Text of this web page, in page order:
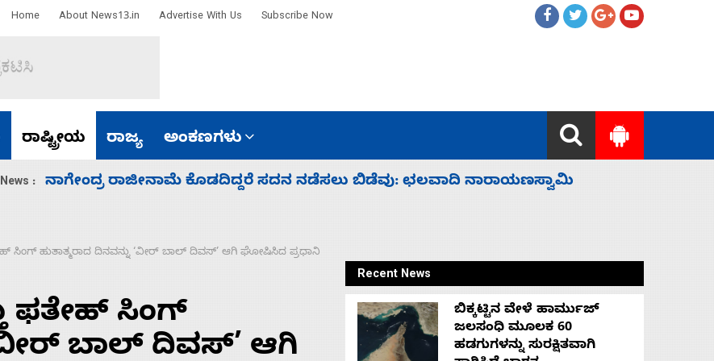
Home About News13.in Advertise With Us Subscribe Now
ರಾಷ್ಟ್ರೀಯ ರಾಜ್ಯ ಅಂಕಣಗಳು
: ಸಚಿವ ಸಂಪುಟ ವಿಸ್ತರಣೆ ಮಾಡಿದ್ದು ಹಣಬಲ ಮತ್ತು ಹೈಕಮಾಂಡ್ ರಾಜಕಾರಣಕ್ಕೆ: ವಿಜಯೇಂದ್ರ
ಸಿಂಗ್ ಹುತಾತ್ಮರಾದ ದಿನವನ್ನು ‘ವೀರ್‌ ಬಾಲ್‌ ದಿವಸ್’‌ ಆಗಿ ಘೋಷಿಸಿದ ಪ್ರಧಾನಿ
ಫತೇಹ್ ಸಿಂಗ್
ಬಾಲ್‌ ದಿವಸ್’‌ ಆಗಿ
Recent News
ಬಿಕ್ಕಟ್ಟಿನ ವೇಳೆ ಹಾರ್ಮುಜ್
ಜಲಸಂಧಿ ಮೂಲಕ 60
ಹಡಗುಗಳನ್ನು ಸುರಕ್ಷಿತವಾಗಿ